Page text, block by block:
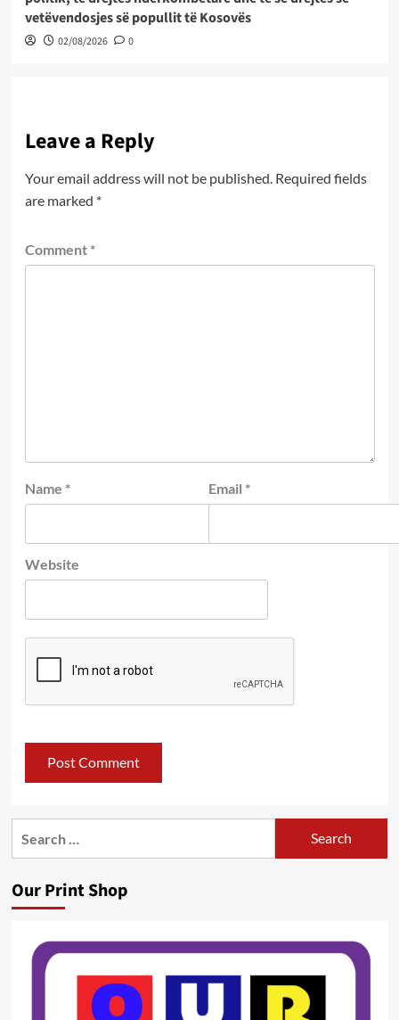
vetëvendosjes së popullit të Kosovës
02/08/2026 0
Leave a Reply
Your email address will not be published. Required fields
are marked *
Comment *
Name * Email *
Website
Our Print Shop